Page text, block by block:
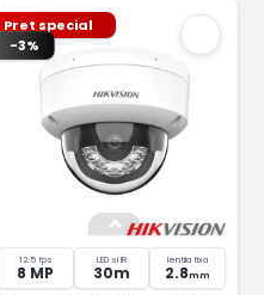
Pret special
-3%
12.5 fps
8 MP
LED si IR
30m
lentila fixa
2.8mm